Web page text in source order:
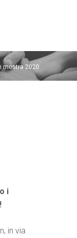
mostra 2020
i
in via